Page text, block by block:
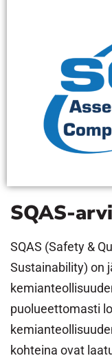
SQAS-
SQAS (Safety &
Sustainability) on
puolueettomasti
kohteina ovat